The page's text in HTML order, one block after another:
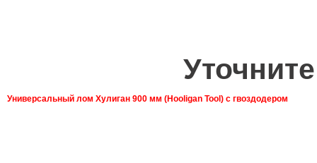
Универсальный лом Хулиган 900 мм (Hooligan Tool) с гвоздодером